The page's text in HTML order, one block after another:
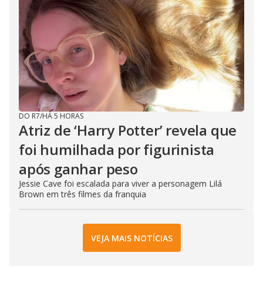
DO R7/HÁ 5 HORAS
Atriz de ‘Harry Potter’ revela que
foi humilhada por figurinista
após ganhar peso
Jessie Cave foi escalada para viver a personagem Lilá
Brown em três filmes da franquia
VEJA MAIS NOTÍCIAS